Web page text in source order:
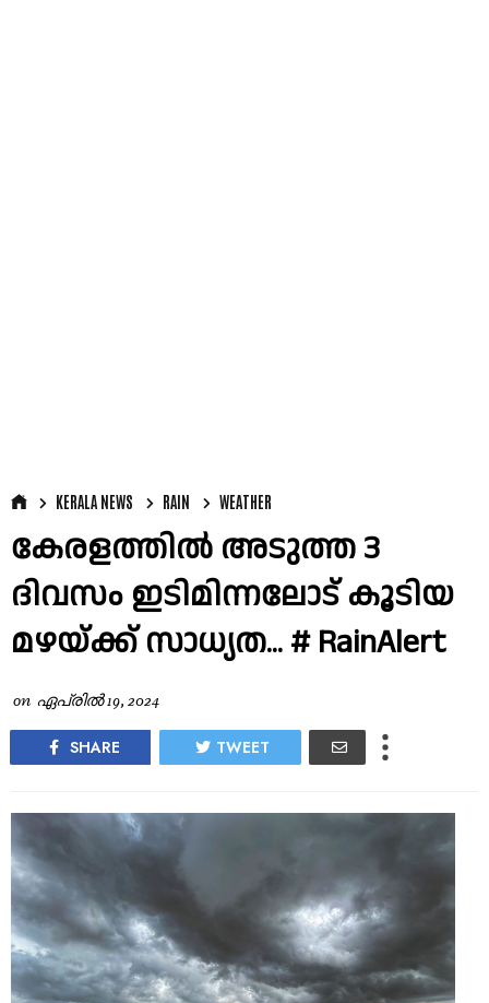
KERALA NEWS RAIN WEATHER
കേരളത്തില്‍ അടുത്ത 3
ദിവസം ഇടിമിന്നലോട് കൂടിയ
മഴയ്‌ക്ക് സാധ്യത... # RainAlert
on ഏപ്രിൽ 19, 2024
SHARE TWEET